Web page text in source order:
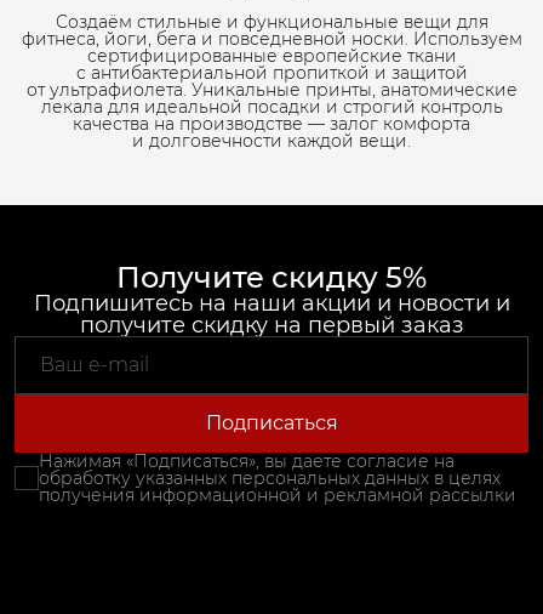
Создаём стильные и функциональные вещи для
фитнеса, йоги, бега и повседневной носки. Используем
сертифицированные европейские ткани
с антибактериальной пропиткой и защитой
от ультрафиолета. Уникальные принты, анатомические
лекала для идеальной посадки и строгий контроль
качества на производстве — залог комфорта
и долговечности каждой вещи.
Получите скидку 5%
Подпишитесь на наши акции и новости и
получите скидку на первый заказ
Подписаться
Нажимая «Подписаться», вы даете согласие на
обработку указанных персональных данных в целях
получения информационной и рекламной рассылки